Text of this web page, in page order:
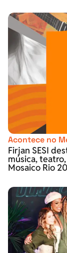
Acontece no
Firjan SESI
música,
Mosaico Rio